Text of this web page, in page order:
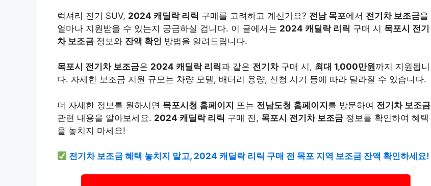
럭셔리 전기 SUV, 2024 캐딜락 리릭 구매를 고려하고 계신가요? 전남 목포에서 전기차 보조금을
얼마나 지원받을 수 있는지 궁금하실 겁니다. 이 글에서는 2024 캐딜락 리릭 구매 시 목포시 전기
차 보조금 정보와 잔액 확인 방법을 알려드립니다.
목포시 전기차 보조금은 2024 캐딜락 리릭과 같은 전기차구매 시, 최대 1,000만원까지 지원됩니
다. 자세한 보조금 지원 규모는 차량 모델, 배터리 용량, 신청 시기 등에 따라 달라질 수 있습니다.
더 자세한 정보를 원하시면 목포시청 홈페이지 또는 전남도청 홈페이지를 방문하여 전기차 보조금
관련 내용을 알아보세요. 2024 캐딜락 리릭 구매 전, 목포시 전기차 보조금 정보를 확인하여 혜택
을 놓치지 마세요!
전기차 보조금 혜택 놓치지 말고, 2024 캐딜락 리릭 구매 전 목포 지역 보조금 잔액 확인하세요!